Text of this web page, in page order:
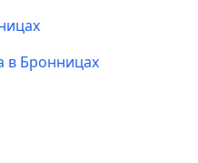
в Бронницах